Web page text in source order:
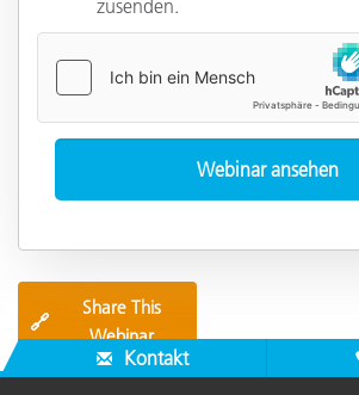
zusenden.
🔗
Share This
Webinar
Kontakt